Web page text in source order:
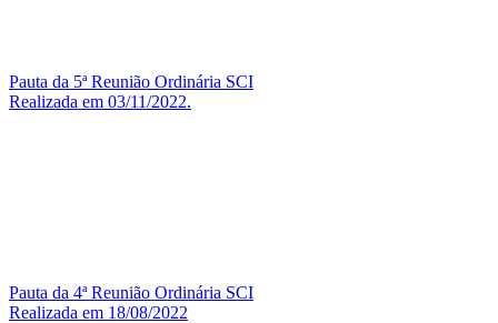
Pauta da 5ª Reunião Ordinária SCI
Realizada em 03/11/2022.
Pauta da 4ª Reunião Ordinária SCI
Realizada em 18/08/2022